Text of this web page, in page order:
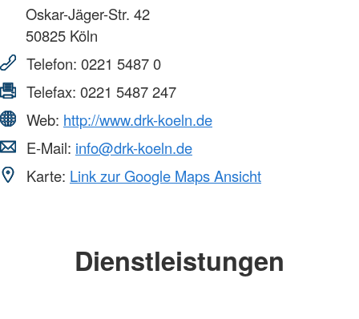
Oskar-Jäger-Str. 42
50825 Köln
Telefon: 0221 5487 0
Telefax: 0221 5487 247
Web: http://www.drk-koeln.de
E-Mail: info@drk-koeln.de
Karte: Link zur Google Maps Ansicht
Dienstleistungen